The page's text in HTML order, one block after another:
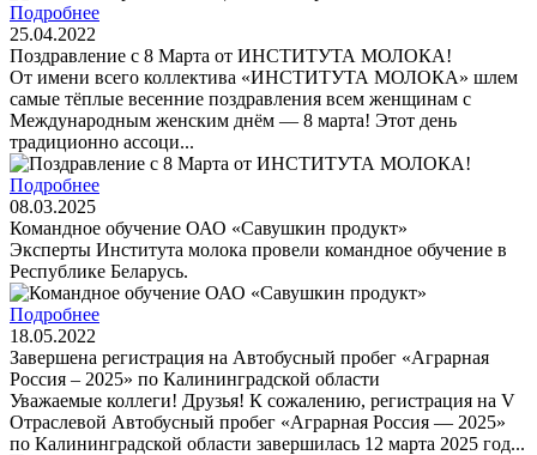
Подробнее
25.04.2022
Поздравление с 8 Марта от ИНСТИТУТА МОЛОКА!
От имени всего коллектива «ИНСТИТУТА МОЛОКА» шлем
самые тёплые весенние поздравления всем женщинам с
Международным женским днём — 8 марта! Этот день
традиционно ассоци...
Подробнее
08.03.2025
Командное обучение ОАО «Савушкин продукт»
Эксперты Института молока провели командное обучение в
Республике Беларусь.
Подробнее
18.05.2022
Завершена регистрация на Автобусный пробег «Аграрная
Россия – 2025» по Калининградской области
Уважаемые коллеги! Друзья! К сожалению, регистрация на V
Отраслевой Автобусный пробег «Аграрная Россия — 2025»
по Калининградской области завершилась 12 марта 2025 год...